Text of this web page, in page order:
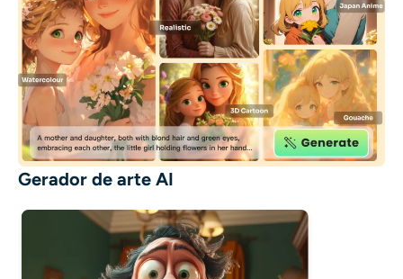
Gerador de arte AI